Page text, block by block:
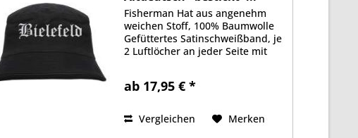
Fisherman Hat aus angenehm
weichen Stoff, 100% Baumwolle
Gefüttertes Satinschweißband, je
2 Luftlöcher an jeder Seite mit
S/M (ca. 56cm Kopfumfang) oder
ab 17,95 € *
Vergleichen Merken